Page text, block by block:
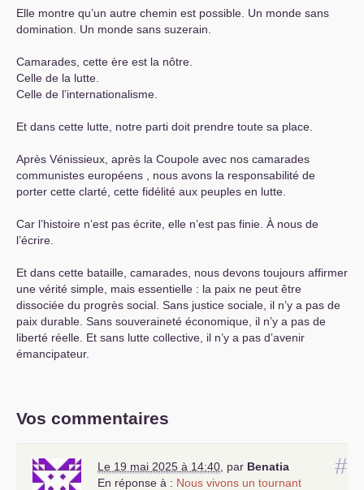
Elle montre qu’un autre chemin est possible. Un monde sans
domination. Un monde sans suzerain.
Camarades, cette ère est la nôtre.
Celle de la lutte.
Celle de l’internationalisme.
Et dans cette lutte, notre parti doit prendre toute sa place.
Après Vénissieux, après la Coupole avec nos camarades
communistes européens , nous avons la responsabilité de
porter cette clarté, cette fidélité aux peuples en lutte.
Car l’histoire n’est pas écrite, elle n’est pas finie. À nous de
l’écrire.
Et dans cette bataille, camarades, nous devons toujours affirmer
une vérité simple, mais essentielle : la paix ne peut être
dissociée du progrès social. Sans justice sociale, il n’y a pas de
paix durable. Sans souveraineté économique, il n’y a pas de
liberté réelle. Et sans lutte collective, il n’y a pas d’avenir
émancipateur.
Vos commentaires
#
Le 19 mai 2025 à 14:40 par Benatia
En réponse à : Nous vivons un tournant